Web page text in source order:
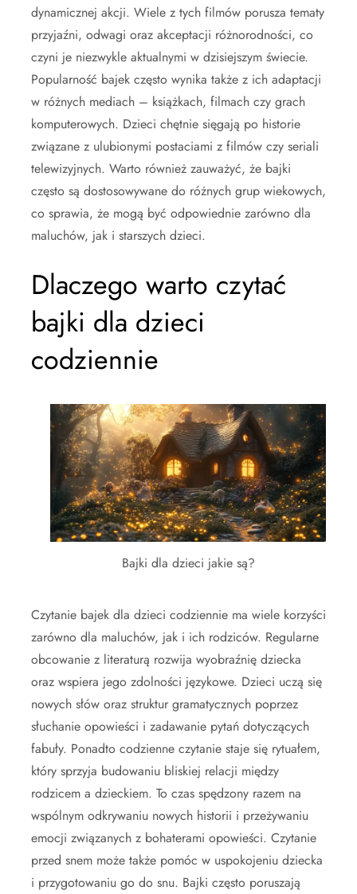
dynamicznej akcji. Wiele z tych filmów porusza tematy
przyjaźni, odwagi oraz akceptacji różnorodności, co
czyni je niezwykle aktualnymi w dzisiejszym świecie.
Popularność bajek często wynika także z ich adaptacji
w różnych mediach – książkach, filmach czy grach
komputerowych. Dzieci chętnie sięgają po historie
związane z ulubionymi postaciami z filmów czy seriali
telewizyjnych. Warto również zauważyć, że bajki
często są dostosowywane do różnych grup wiekowych,
co sprawia, że mogą być odpowiednie zarówno dla
maluchów, jak i starszych dzieci.
Dlaczego warto czytać
bajki dla dzieci
codziennie
Bajki dla dzieci jakie są?
Czytanie bajek dla dzieci codziennie ma wiele korzyści
zarówno dla maluchów, jak i ich rodziców. Regularne
obcowanie z literaturą rozwija wyobraźnię dziecka
oraz wspiera jego zdolności językowe. Dzieci uczą się
nowych słów oraz struktur gramatycznych poprzez
słuchanie opowieści i zadawanie pytań dotyczących
fabuły. Ponadto codzienne czytanie staje się rytuałem,
który sprzyja budowaniu bliskiej relacji między
rodzicem a dzieckiem. To czas spędzony razem na
wspólnym odkrywaniu nowych historii i przeżywaniu
emocji związanych z bohaterami opowieści. Czytanie
przed snem może także pomóc w uspokojeniu dziecka
i przygotowaniu go do snu. Bajki często poruszają